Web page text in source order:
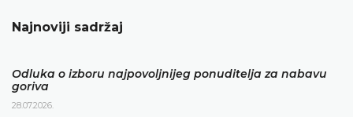
Najnoviji sadržaj
Odluka o izboru najpovoljnijeg ponuditelja za nabavu
goriva
28.07.2026.